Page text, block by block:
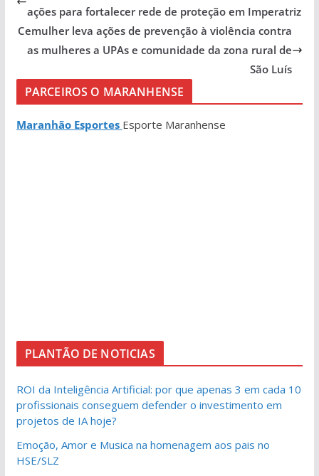
ações para fortalecer rede de proteção em Imperatriz
Cemulher leva ações de prevenção à violência contra
as mulheres a UPAs e comunidade da zona rural de
São Luís
PARCEIROS O MARANHENSE
Maranhão Esportes Esporte Maranhense
PLANTÃO DE NOTICIAS
ROI da Inteligência Artificial: por que apenas 3 em cada 10
profissionais conseguem defender o investimento em
projetos de IA hoje?
Emoção, Amor e Musica na homenagem aos pais no
HSE/SLZ